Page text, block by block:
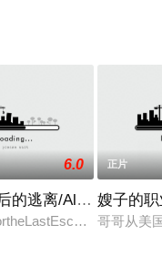
李找来混混多斯摩要
6.0
的逃离/Alice ou la
女性内
正片
嫂子的
哥哥从美